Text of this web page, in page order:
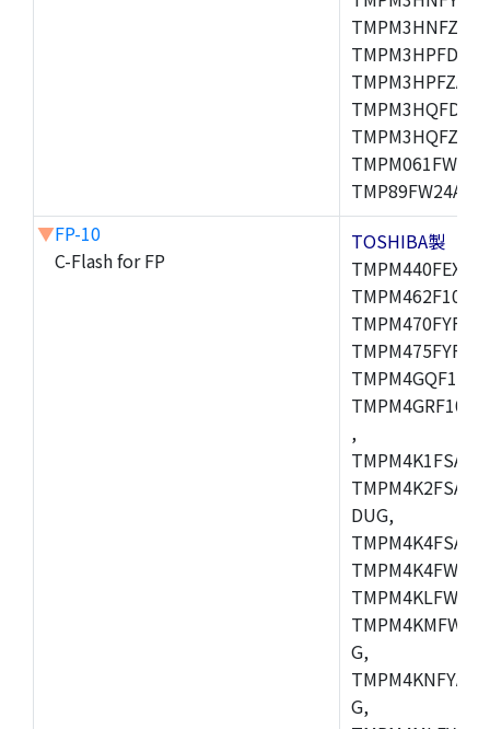
▼FP-10
C-Flash for FP
TOSHIBA製
,
DUG,
G,
G,